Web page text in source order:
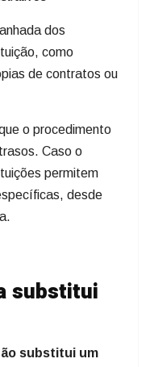
dos
como
de contratos ou
o procedimento
Caso o
permitem
desde
substitui
substitui um